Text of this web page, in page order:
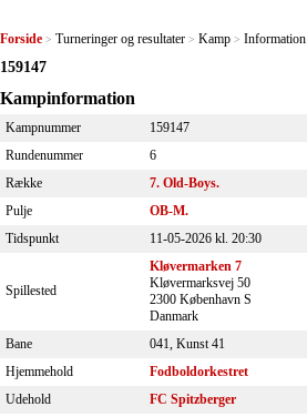
Forside > Turneringer og resultater > Kamp > Information
159147
Kampinformation
Kampnummer
159147
Rundenummer
6
Række
7. Old-Boys.
Pulje
OB-M.
Tidspunkt
11-05-2026 kl. 20:30
Spillested
Kløvermarken 7
Kløvermarksvej 50
2300 København S
Danmark
Bane
041, Kunst 41
Hjemmehold
Fodboldorkestret
Udehold
FC Spitzberger